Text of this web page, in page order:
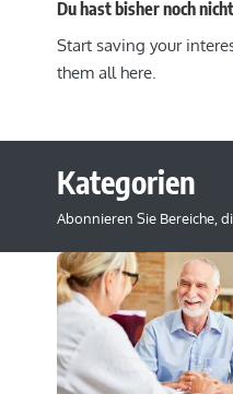
Du hast bisher noch
Start saving your
them all here.
Kategorien
Abonnieren Sie Bereiche,